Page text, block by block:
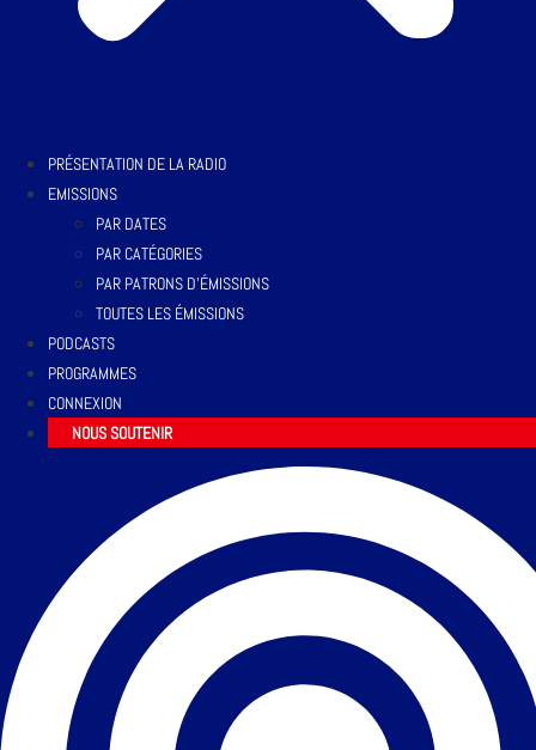
PRÉSENTATION DE LA RADIO
EMISSIONS
PAR DATES
PAR CATÉGORIES
PAR PATRONS D’ÉMISSIONS
TOUTES LES ÉMISSIONS
PODCASTS
PROGRAMMES
CONNEXION
NOUS SOUTENIR